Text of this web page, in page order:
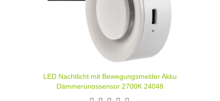
LED Nachtlicht mit Bewegungsmelder Akku
Dämmerungssensor 2700K 24048